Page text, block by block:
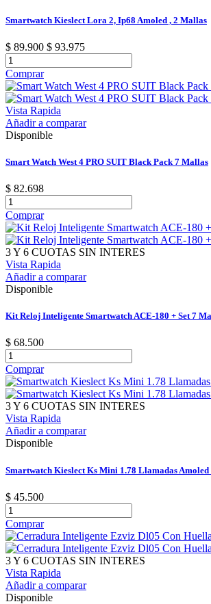
Smartwatch Kieslect Lora 2, Ip68 Amoled , 2 Mallas
$ 89.900 $ 93.975
Comprar
Vista Rapida
Añadir a comparar
Disponible
Smart Watch West 4 PRO SUIT Black Pack 7 Mallas
$ 82.698
Comprar
3 Y 6 CUOTAS SIN INTERES
Vista Rapida
Añadir a comparar
Disponible
Kit Reloj Inteligente Smartwatch ACE-180 + Set 7
$ 68.500
Comprar
3 Y 6 CUOTAS SIN INTERES
Vista Rapida
Añadir a comparar
Disponible
Smartwatch Kieslect Ks Mini 1.78 Llamadas Amoled
$ 45.500
Comprar
3 Y 6 CUOTAS SIN INTERES
Vista Rapida
Añadir a comparar
Disponible